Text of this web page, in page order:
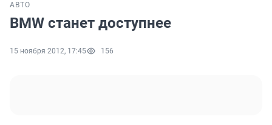
АВТО
BMW станет доступнее
15 ноября 2012, 17:45 156